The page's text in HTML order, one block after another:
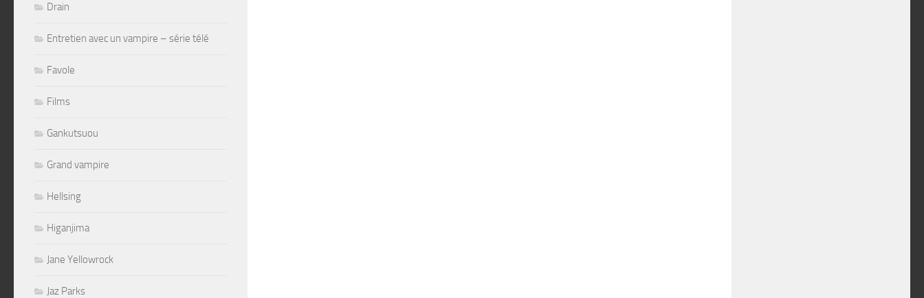
Drain
Entretien avec un vampire – série télé
Favole
Films
Gankutsuou
Grand vampire
Hellsing
Higanjima
Jane Yellowrock
Jaz Parks